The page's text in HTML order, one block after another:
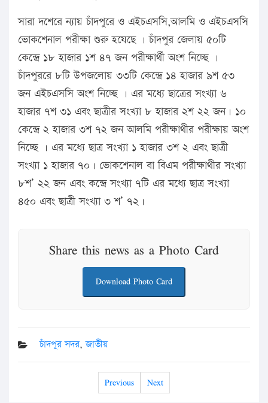
সারা দশেরে ন্যায় চাঁদপুরে ও এইচএসসি,আলমি ও এইচএসসি
ভোকশেনাল পরীক্ষা শুরু হযেছে । চাঁদপুর জেলায় ৫০টি
কেন্দ্রে ১৮ হাজার ১শ ৪৭ জন পরীক্ষার্থী অংশ নিচ্ছে ।
চাঁদপুররে ৮টি উপজলোয় ৩৩টি কেন্দ্রে ১৪ হাজার ৯শ ৫৩
জন এইচএসসি অংশ নিচ্ছে । এর মধ্যে ছাত্রের সংখ্যা ৬
হাজার ৭শ ৩১ এবং ছাত্রীর সংখ্যা ৮ হাজার ২শ ২২ জন। ১০
কেন্দ্রে ২ হাজার ৩শ ৭২ জন আলমি পরীক্ষাথীর পরীক্ষায় অংশ
নিচ্ছে । এর মধ্যে ছাত্র সংখ্যা ১ হাজার ৩শ ২ এবং ছাত্রী
সংখ্যা ১ হাজার ৭০। ভোকশেনাল বা বিএম পরীক্ষাথীর সংখ্যা
৮শ’ ২২ জন এবং কন্দ্রে সংখ্যা ৭টি এর মধ্যে ছাত্র সংখ্যা
৪৫০ এবং ছাত্রী সংখ্যা ৩ শ’ ৭২।
Share this news as a Photo Card
Download Photo Card
চাঁদপুর সদর,জাতীয়
Previous Next